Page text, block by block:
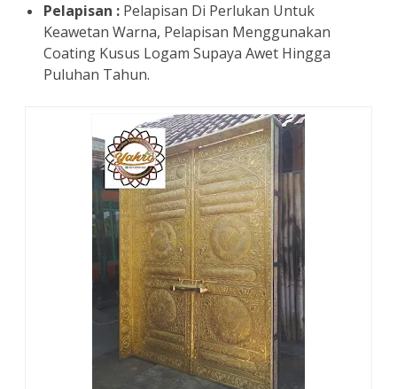
Pelapisan : Pelapisan Di Perlukan Untuk
Keawetan Warna, Pelapisan Menggunakan
Coating Kusus Logam Supaya Awet Hingga
Puluhan Tahun.